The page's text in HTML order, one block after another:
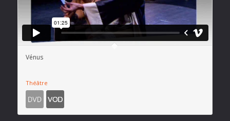
Vénus
Théâtre